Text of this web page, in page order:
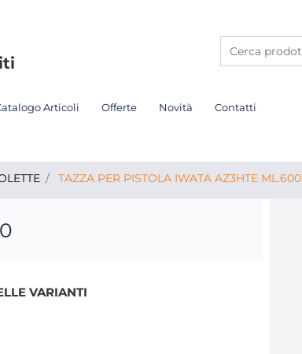
Articoli Offerte Novità Contatti
TAZZA PER PISTOLA IWATA AZ3HTE ML.600
VARIANTI